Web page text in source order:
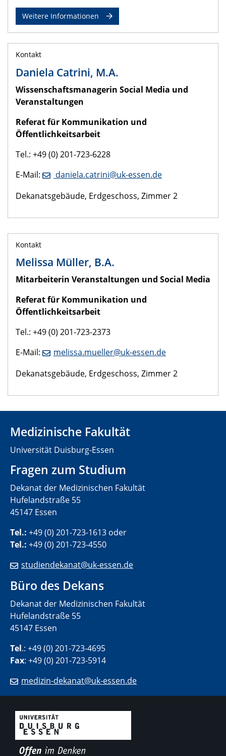
Weitere Informationen
Kontakt
Daniela Catrini, M.A.
Wissenschaftsmanagerin Social Media und
Veranstaltungen
Referat für Kommunikation und
Öffentlichkeitsarbeit
Tel.: +49 (0) 201-723-6228
E-Mail:
daniela.catrini@uk-essen.de
Dekanatsgebäude, Erdgeschoss, Zimmer 2
Kontakt
Melissa Müller, B.A.
Mitarbeiterin Veranstaltungen und Social Media
Referat für Kommunikation und
Öffentlichkeitsarbeit
Tel.: +49 (0) 201-723-2373
E-Mail:
melissa.mueller@uk-essen.de
Dekanatsgebäude, Erdgeschoss, Zimmer 2
Medizinische Fakultät
Universität Duisburg-Essen
Fragen zum Studium
Dekanat der Medizinischen Fakultät
Hufelandstraße 55
45147 Essen
Tel.: +49 (0) 201-723-1613 oder
Tel.: +49 (0) 201-723-4550
studiendekanat@uk-essen.de
Büro des Dekans
Dekanat der Medizinischen Fakultät
Hufelandstraße 55
45147 Essen
Tel.: +49 (0) 201-723-4695
Fax: +49 (0) 201-723-5914
medizin-dekanat@uk-essen.de